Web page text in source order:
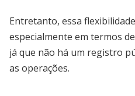
Entretanto, essa
especialmente em termos
já que não há um registro
as operações.